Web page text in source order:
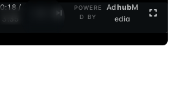
0:19 /
3:35
POWERE
D BY
AdhubM
edia